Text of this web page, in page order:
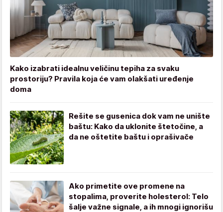
Kako izabrati idealnu veličinu tepiha za svaku
prostoriju? Pravila koja će vam olakšati uređenje
doma
Rešite se gusenica dok vam ne unište
baštu: Kako da uklonite štetočine, a
da ne oštetite baštu i oprašivače
Ako primetite ove promene na
stopalima, proverite holesterol: Telo
šalje važne signale, a ih mnogi ignorišu